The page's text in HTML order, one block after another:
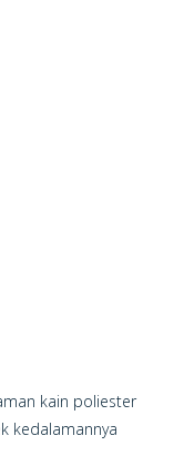
kain poliester
kedalamannya